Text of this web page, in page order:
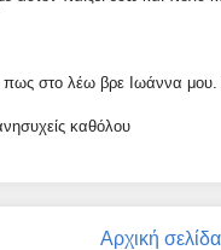
πως στο λέω βρε Ιωάννα μου.
καθόλου
Αρχική σελίδα